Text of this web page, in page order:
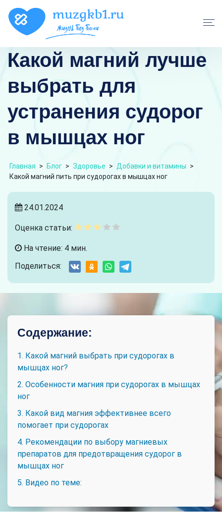
Какой магний лучше
выбрать для
устранения судорог
в мышцах ног
Главная > Блог > Здоровье > Добавки и витамины >
Какой магний пить при судорогах в мышцах ног
24.01.2024
Оценка статьи:
На чтение: 4 мин.
Поделиться:
Содержание:
1. Какой магний выбрать при судорогах в
мышцах ног?
2. Особенности магния при судорогах в мышцах
ног
3. Какой вид магния эффективнее всего
помогает при судорогах
4. Рекомендации по выбору магниевых
препаратов для предотвращения судорог в
мышцах ног
5. Видео по теме: